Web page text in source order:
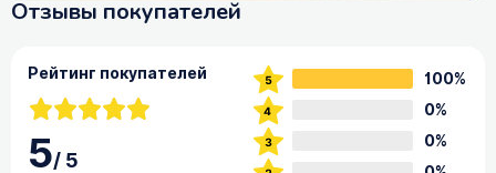
Отзывы покупателей
Рейтинг покупателей
5/5
100%
0%
0%